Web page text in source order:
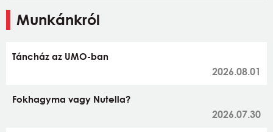
Munkánkról
Táncház az UMO-ban
2026.08.01
Fokhagyma vagy Nutella?
2026.07.30